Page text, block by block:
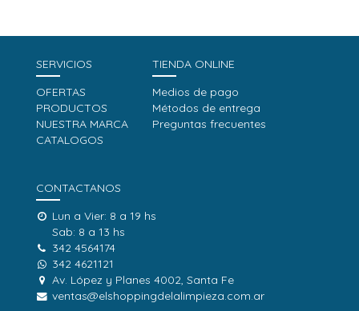
SERVICIOS
OFERTAS
PRODUCTOS
NUESTRA MARCA
CATALOGOS
TIENDA ONLINE
Medios de pago
Métodos de entrega
Preguntas frecuentes
CONTACTANOS
Lun a Vier: 8 a 19 hs
Sab: 8 a 13 hs
342 4564174
342 4621121
Av. López y Planes 4002, Santa Fe
ventas@elshoppingdelalimpieza.com.ar